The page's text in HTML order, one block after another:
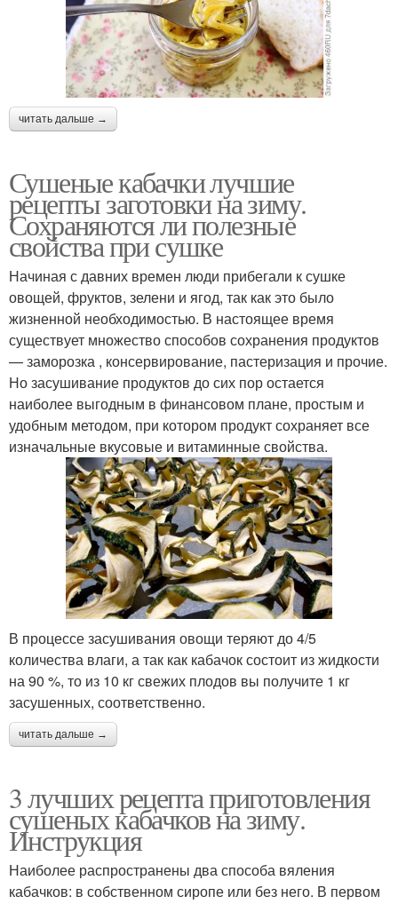
читать дальше →
Сушеные кабачки лучшие
рецепты заготовки на зиму.
Сохраняются ли полезные
свойства при сушке
Начиная с давних времен люди прибегали к сушке
овощей, фруктов, зелени и ягод, так как это было
жизненной необходимостью. В настоящее время
существует множество способов сохранения продуктов
— заморозка , консервирование, пастеризация и прочие.
Но засушивание продуктов до сих пор остается
наиболее выгодным в финансовом плане, простым и
удобным методом, при котором продукт сохраняет все
изначальные вкусовые и витаминные свойства.
В процессе засушивания овощи теряют до 4/5
количества влаги, а так как кабачок состоит из жидкости
на 90 %, то из 10 кг свежих плодов вы получите 1 кг
засушенных, соответственно.
читать дальше →
3 лучших рецепта приготовления
сушеных кабачков на зиму.
Инструкция
Наиболее распространены два способа вяления
кабачков: в собственном сиропе или без него. В первом